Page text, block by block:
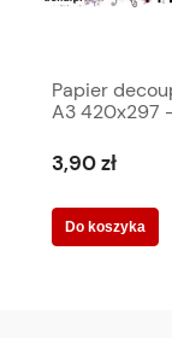
Papier
A3 420x297
3,90 zł
Do koszyka